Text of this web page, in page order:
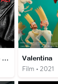
Frères de sang : Malcolm X & Mohamed Ali Valentina
Film • 2021